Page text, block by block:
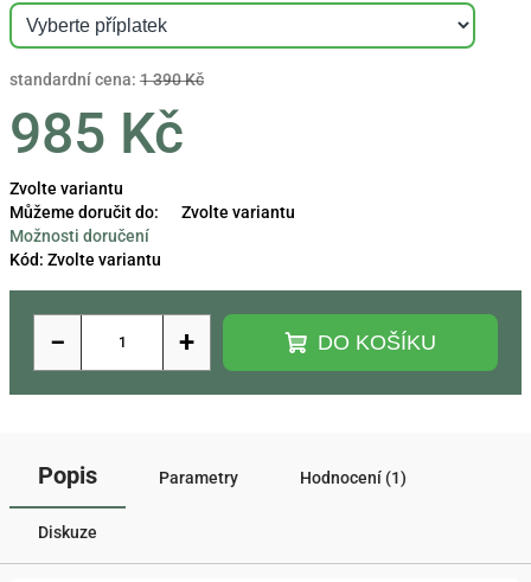
standardní cena: 1 390 Kč
985 Kč
Měrná
cena:
Zvolte variantu
Můžeme doručit do:
Zvolte variantu
Možnosti doručení
Kód: Zvolte variantu
+
− DO KOŠÍKU
Popis Parametry Hodnocení (1)
Diskuze